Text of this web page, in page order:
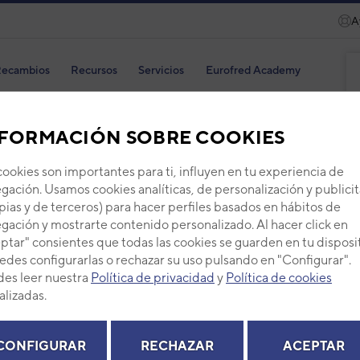
SOBRE COOKIES
son importantes para ti, influyen en tu experiencia de
Usamos cookies analíticas, de personalización y
y de terceros) para hacer perfiles basados en hábitos de
y mostrarte contenido personalizado. Al hacer click en
consientes que todas las cookies se guarden en tu
configurarlas o rechazar su uso pulsando en "Configurar".
leer nuestra Política de privacidad y Política de cookies
RECHAZAR ACEPTAR
Recursos Servicios Eurofred Academy
Código:
Ref.
+ Ver
PVP -